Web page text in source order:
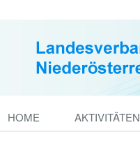
HOME AKTIVITÄTEN